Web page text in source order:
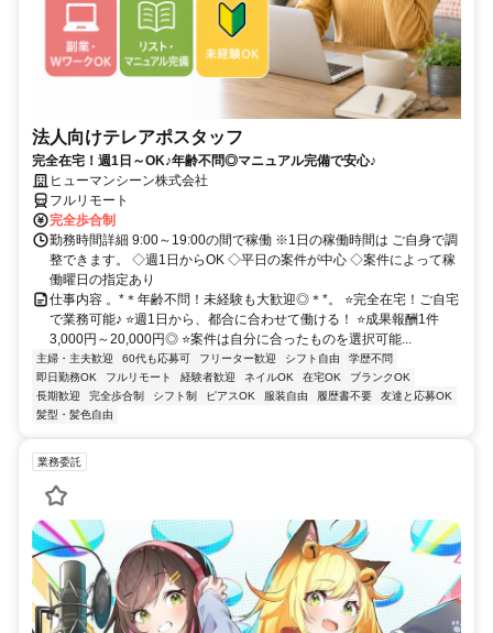
法人向けテレアポスタッフ
完全在宅！週1日～OK♪年齢不問◎マニュアル完備で安心♪
ヒューマンシーン株式会社
フルリモート
完全歩合制
勤務時間詳細 9:00～19:00の間で稼働 ※1日の稼働時間は ご自身で調
整できます。 ◇週1日からOK ◇平日の案件が中心 ◇案件によって稼
働曜日の指定あり
仕事内容 。*＊年齢不問！未経験も大歓迎◎＊*。 ⭐完全在宅！ご自宅
で業務可能♪ ⭐週1日から、都合に合わせて働ける！ ⭐成果報酬1件
3,000円～20,000円◎ ⭐案件は自分に合ったものを選択可能...
主婦・主夫歓迎 60代も応募可 フリーター歓迎 シフト自由
学歴不問
即日勤務OK
フルリモート 経験者歓迎 ネイルOK 在宅OK
ブランクOK
長期歓迎
完全歩合制 シフト制 ピアスOK 服装自由 履歴書不要
友達と応募OK
髪型・髪色自由
業務委託